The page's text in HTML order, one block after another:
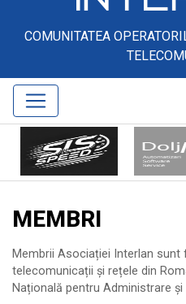
COMUNITATEA
MEMBRI
Membrii Asociației Interlan sunt
telecomunicații și rețele din
Națională pentru Administrare